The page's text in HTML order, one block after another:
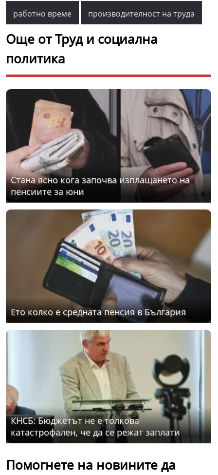
работно време производителност на труда
Още от Труд и социална
политика
Стана ясно кога започва изплащането на
пенсиите за юни
Ето колко е средната пенсия в България
КНСБ: Бюджетът не е толкова
катастрофален, че да се режат заплати
Помогнете на новините да